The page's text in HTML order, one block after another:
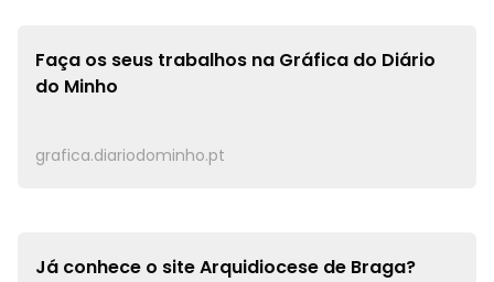
Faça os seus trabalhos na Gráfica do Diário
do Minho
grafica.diariodominho.pt
Já conhece o siteArquidiocese de Braga?